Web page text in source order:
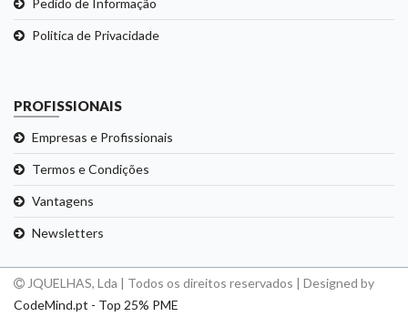
Politica de Privacidade
PROFISSIONAIS
Empresas e Profissionais
Termos e Condições
Vantagens
Newsletters
JQUELHAS, Lda | Todos os direitos reservados | Designed by
CodeMind.pt - Top 25% PME